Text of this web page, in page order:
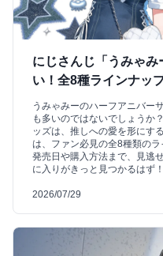
にじさんじ「うみゃ
い！全8種ラインナッ
うみゃみーのハーフアニバー
も多いのではないでしょうか
ッズは、推しへの愛を形にす
は、ファン必見の全8種類のラ
発売日や購入方法まで、見逃
に入りがきっと見つかるはず！
2026/07/29